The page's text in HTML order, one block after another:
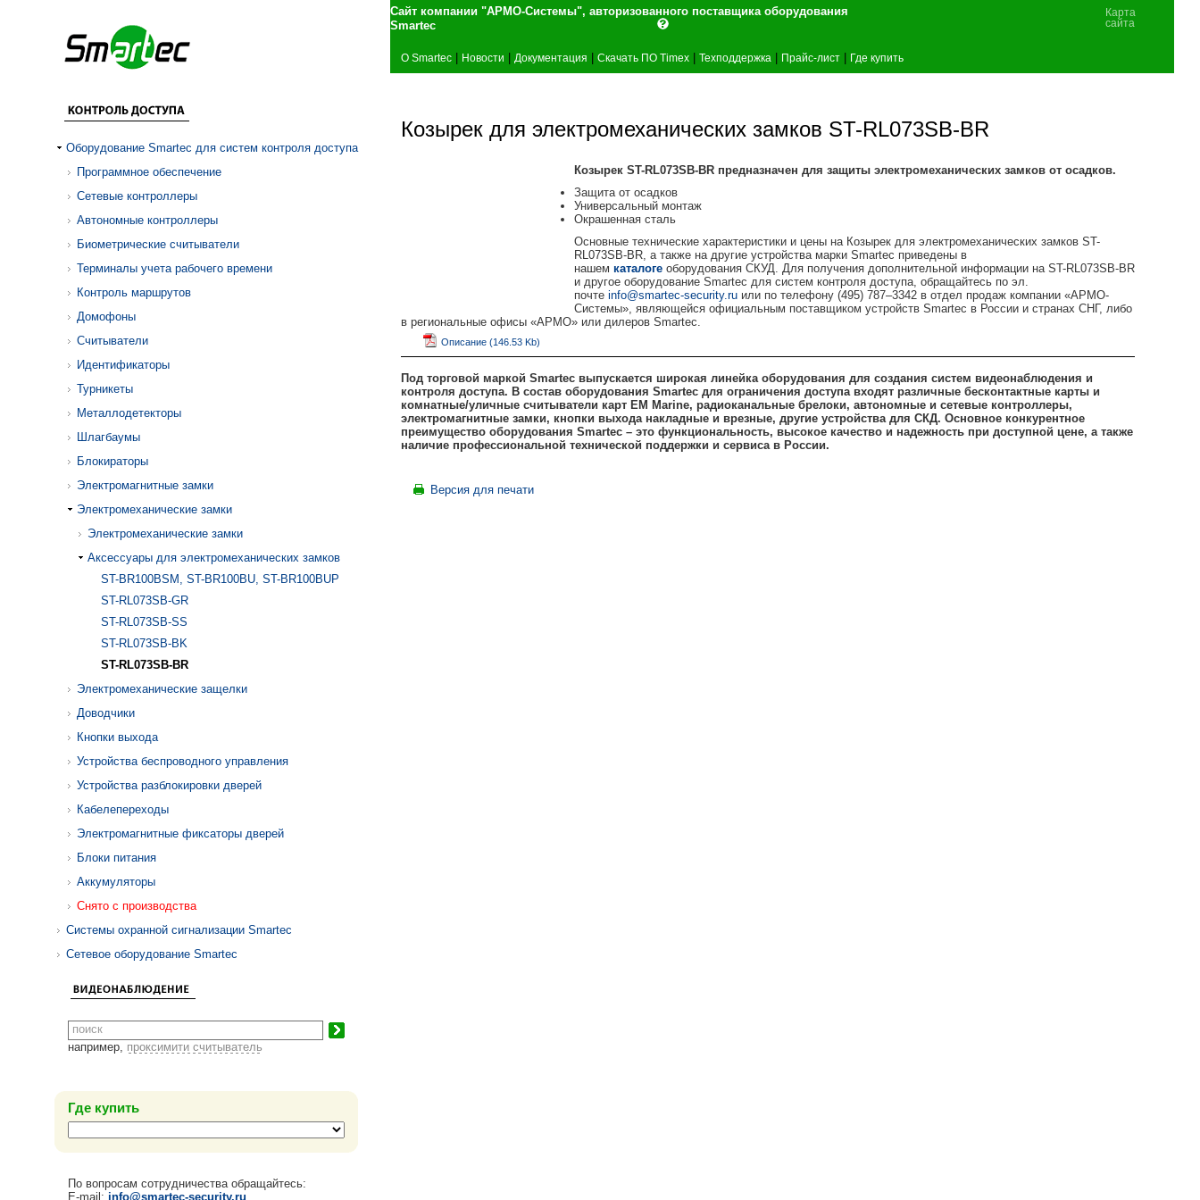
Сайт компании "АРМО-Системы", авторизованного поставщика оборудования
Smartec
Карта
сайта
О Smartec Новости Документация Скачать ПО Timex Техподдержка Прайс-лист Где купить
Оборудование Smartec для систем контроля доступа
Программное обеспечение
Сетевые контроллеры
Автономные контроллеры
Биометрические считыватели
Терминалы учета рабочего времени
Контроль маршрутов
Домофоны
Считыватели
Идентификаторы
Турникеты
Металлодетекторы
Шлагбаумы
Блокираторы
Электромагнитные замки
Электромеханические замки
Электромеханические замки
Аксессуары для электромеханических замков
ST-BR100BSM, ST-BR100BU, ST-BR100BUP
ST-RL073SB-GR
ST-RL073SB-SS
ST-RL073SB-BK
ST-RL073SB-BR
Электромеханические защелки
Доводчики
Кнопки выхода
Устройства беспроводного управления
Устройства разблокировки дверей
Кабелепереходы
Электромагнитные фиксаторы дверей
Блоки питания
Аккумуляторы
Снято с производства
Системы охранной сигнализации Smartec
Сетевое оборудование Smartec
например, проксимити считыватель
Где купить
По вопросам сотрудничества обращайтесь:
E-mail: info@smartec-security.ru
Козырек для электромеханических замков ST-RL073SB-BR
Козырек ST-RL073SB-BR предназначен для защиты электромеханических замков от осадков.
Защита от осадков
Универсальный монтаж
Окрашенная сталь
Основные технические характеристики и цены на Козырек для электромеханических замков ST-
RL073SB-BR, а также на другие устройства марки Smartec приведены в
нашем каталоге оборудования СКУД. Для получения дополнительной информации на ST-RL073SB-BR
и другое оборудование Smartec для систем контроля доступа, обращайтесь по эл.
почте info@smartec-security.ru или по телефону (495) 787–3342 в отдел продаж компании «АРМО-
Системы», являющейся официальным поставщиком устройств Smartec в России и странах СНГ, либо
в региональные офисы «АРМО» или дилеров Smartec.
Описание (146.53 Kb)
Под торговой маркой Smartec выпускается широкая линейка оборудования для создания систем видеонаблюдения и
контроля доступа. В состав оборудования Smartec для ограничения доступа входят различные бесконтактные карты и
комнатные/уличные считыватели карт EM Marine, радиоканальные брелоки, автономные и сетевые контроллеры,
электромагнитные замки, кнопки выхода накладные и врезные, другие устройства для СКД. Основное конкурентное
преимущество оборудования Smartec – это функциональность, высокое качество и надежность при доступной цене, а также
наличие профессиональной технической поддержки и сервиса в России.
Версия для печати